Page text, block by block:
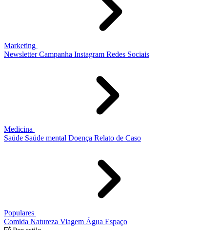
Marketing
Newsletter Campanha Instagram Redes Sociais
Medicina
Saúde Saúde mental Doença Relato de Caso
Populares
Comida Natureza Viagem Água Espaço